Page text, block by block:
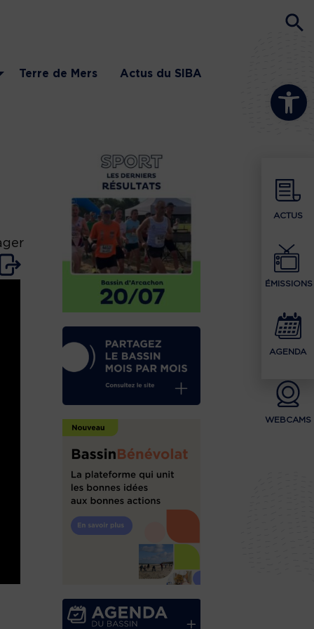
Ouvrir la
ACTUS
ÉMISSIONS
AGENDA
WEBCAMS
Terre de Mers Actus du SIBA